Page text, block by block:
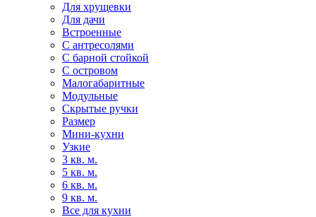
Для хрущевки
Для дачи
Встроенные
С антресолями
С барной стойкой
С островом
Малогабаритные
Модульные
Скрытые ручки
Размер
Мини-кухни
Узкие
3 кв. м.
5 кв. м.
6 кв. м.
9 кв. м.
Все для кухни